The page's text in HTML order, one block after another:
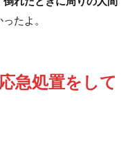
たよ。
急処置をして